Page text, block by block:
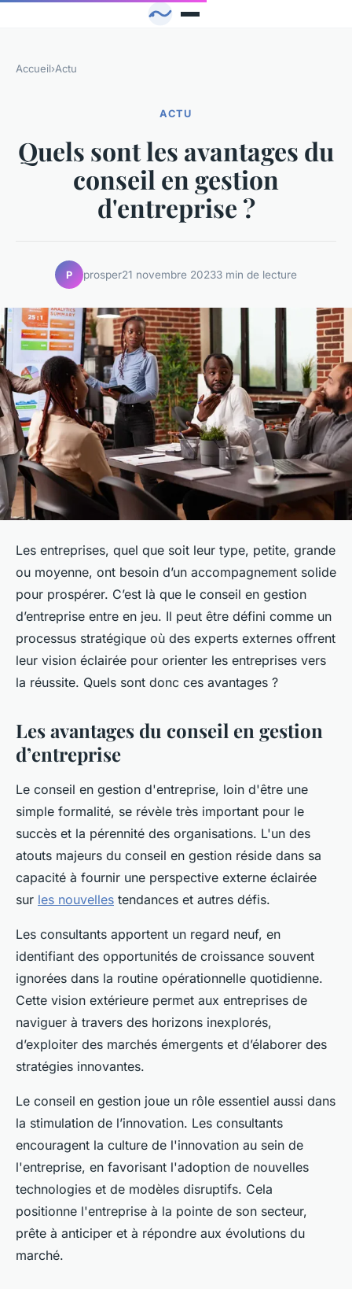
Accueil›Actu
ACTU
Quels sont les avantages du
conseil en gestion
d'entreprise ?
P prosper21 novembre 20233 min de lecture
Les entreprises, quel que soit leur type, petite, grande
ou moyenne, ont besoin d’un accompagnement solide
pour prospérer. C’est là que le conseil en gestion
d’entreprise entre en jeu. Il peut être défini comme un
processus stratégique où des experts externes offrent
leur vision éclairée pour orienter les entreprises vers
la réussite. Quels sont donc ces avantages ?
Les avantages du conseil en gestion
d’entreprise
Le conseil en gestion d'entreprise, loin d'être une
simple formalité, se révèle très important pour le
succès et la pérennité des organisations. L'un des
atouts majeurs du conseil en gestion réside dans sa
capacité à fournir une perspective externe éclairée
sur les nouvelles tendances et autres défis.
Les consultants apportent un regard neuf, en
identifiant des opportunités de croissance souvent
ignorées dans la routine opérationnelle quotidienne.
Cette vision extérieure permet aux entreprises de
naviguer à travers des horizons inexplorés,
d’exploiter des marchés émergents et d’élaborer des
stratégies innovantes.
Le conseil en gestion joue un rôle essentiel aussi dans
la stimulation de l’innovation. Les consultants
encouragent la culture de l'innovation au sein de
l'entreprise, en favorisant l'adoption de nouvelles
technologies et de modèles disruptifs. Cela
positionne l'entreprise à la pointe de son secteur,
prête à anticiper et à répondre aux évolutions du
marché.